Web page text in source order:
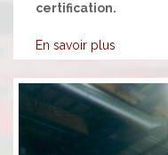
certification.
En savoir plus